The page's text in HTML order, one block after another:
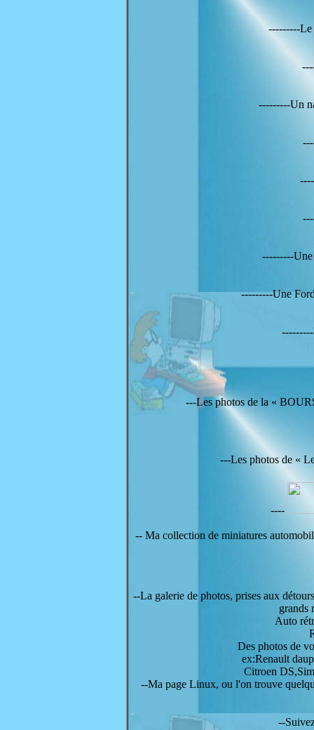
---------
---------Un
---------
---------Une
---Les photos de la «
---Les photos de «
----
-- Ma collection de miniatures
--La galerie de photos, prises aux
grands
Auto
Des photos de
ex:Renault
Citroen
--Ma page Linux, ou l'on trouve
--